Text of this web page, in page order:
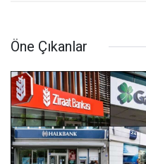
Öne Çıkanlar